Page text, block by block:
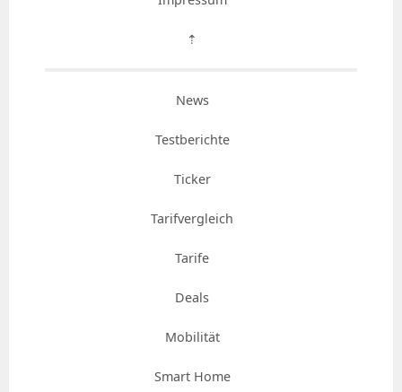
⇡
News
Testberichte
Ticker
Tarifvergleich
Tarife
Deals
Mobilität
Smart Home